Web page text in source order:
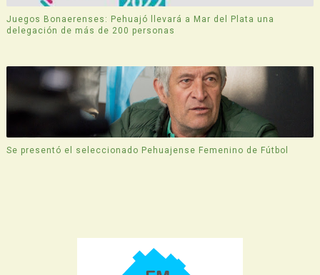
Juegos Bonaerenses: Pehuajó llevará a Mar del Plata una
delegación de más de 200 personas
Se presentó el seleccionado Pehuajense Femenino de Fútbol